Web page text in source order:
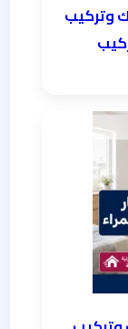
بمكة 0546138860⁩ | فك وتركيب